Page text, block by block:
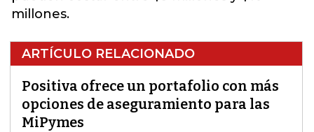
millones.
ARTÍCULO RELACIONADO
Positiva ofrece un portafolio con más
opciones de aseguramiento para las
MiPymes